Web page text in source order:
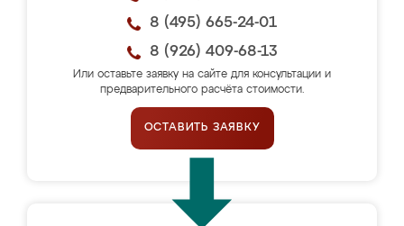
8 (495) 665-24-01
8 (926) 409-68-13
Или оставьте заявку на сайте для консультации и
предварительного расчёта стоимости.
ОСТАВИТЬ ЗАЯВКУ